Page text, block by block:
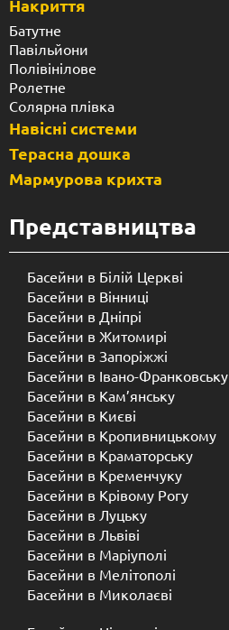
Накриття
Батутне
Павільйони
Полівінілове
Ролетне
Солярна плівка
Навісні системи
Терасна дошка
Мармурова крихта
Представництва
Басейни в Білій Церкві
Басейни в Вінниці
Басейни в Дніпрі
Басейни в Житомирі
Басейни в Запоріжжі
Басейни в Івано-Франковську
Басейни в Кам’янську
Басейни в Києві
Басейни в Кропивницькому
Басейни в Краматорську
Басейни в Кременчуку
Басейни в Крівому Рогу
Басейни в Луцьку
Басейни в Львіві
Басейни в Маріуполі
Басейни в Мелітополі
Басейни в Миколаєві